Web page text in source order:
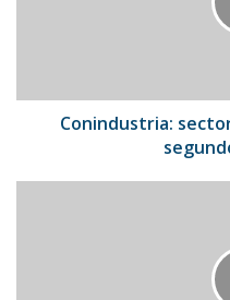
trimestre
Conindustria: